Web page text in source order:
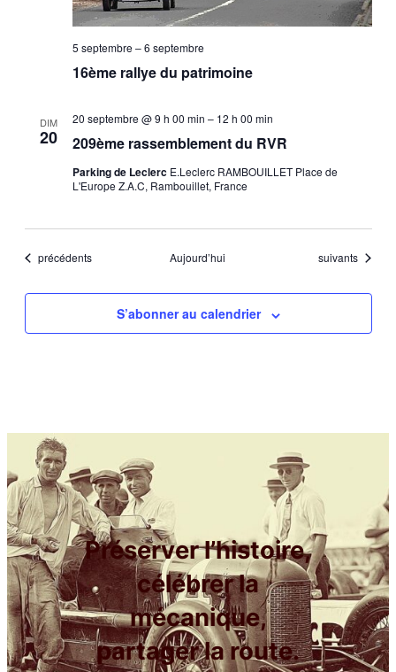
16ème rallye du patrimoine
5 septembre –6 septembre
DIM
20 209ème rassemblement du RVR
20 septembre @ 9 h 00 min – 12 h 00 min
Parking de Leclerc E.Leclerc RAMBOUILLET Place de
L'Europe Z.A.C, Rambouillet, France
Évènements
précédents Aujourd’hui Évènements
suivants
S’abonner au calendrier
Préserver l’histoire,
célébrer la
mécanique,
partager la route.